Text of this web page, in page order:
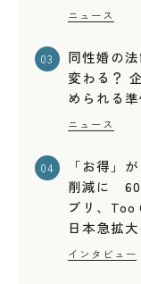
ニュース
03
同性婚の
変わる？
められる
ニュース
04
「お得」
削減に 60
プリ、Too
日本急拡
インタビュー